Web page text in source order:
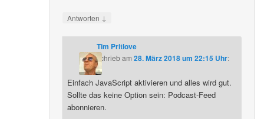
Antworten ↓
Tim Pritlove
schriebam 28. März 2018 um 22:15 Uhr:
Einfach JavaScript aktivieren und alles wird gut.
Sollte das keine Option sein: Podcast-Feed
abonnieren.